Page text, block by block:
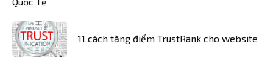
11 cách tăng điểm TrustRank cho website